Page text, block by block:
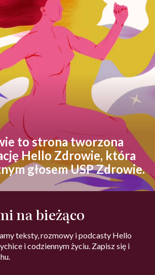
to strona tworzona
Hello Zdrowie, która
głosem USP Zdrowie.
na bieżąco
teksty, rozmowy i podcasty Hello
i codziennym życiu. Zapisz się i